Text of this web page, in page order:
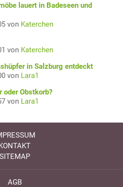
lauert in Badeseen und
von Katerchen
von Katerchen
in Salzburg entdeckt
von Lara1
oder Obstkorb?
von Lara1
SITEMAP
AGB